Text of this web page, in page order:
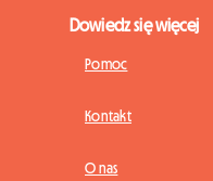
Dowiedz się więcej
Pomoc
Kontakt
O nas